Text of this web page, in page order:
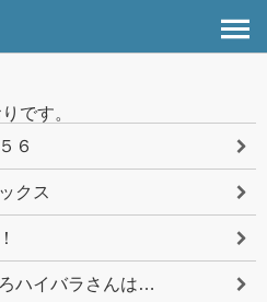
です。
６
クス
ハイバラさんは…